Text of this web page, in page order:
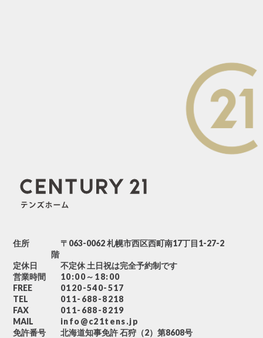
住所
〒063-0062 札幌市西区西町南17丁目1-27-2
階
定休日
不定休 土日祝は完全予約制です
営業時間
10:00～18:00
FREE
0120-540-517
TEL
011-688-8218
FAX
011-688-8219
MAIL
info@c21tens.jp
免許番号
北海道知事免許 石狩（2）第8608号